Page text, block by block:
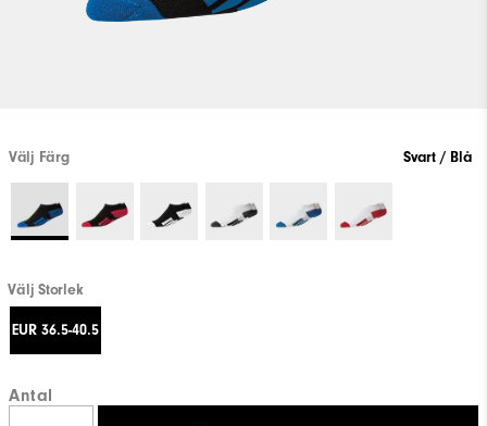
Välj Färg Svart / Blå
Välj Storlek
EUR 36.5-40.5
Antal